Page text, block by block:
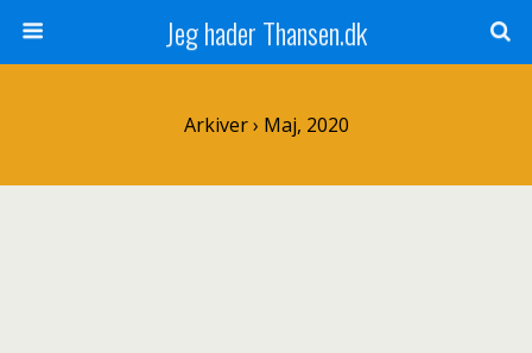
Jeg hader Thansen.dk
Arkiver › Maj, 2020